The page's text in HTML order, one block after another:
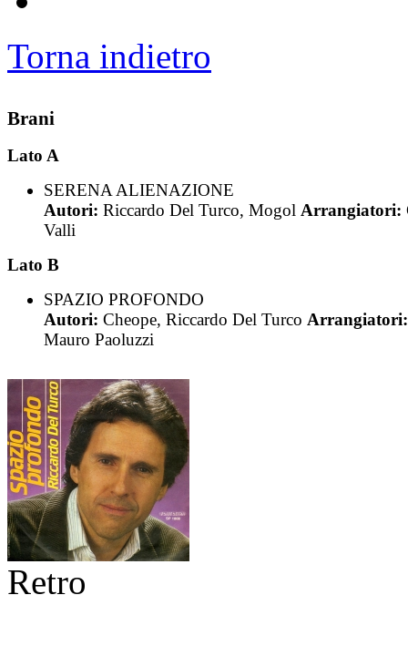
Torna indietro
Brani
Lato A
SERENA ALIENAZIONE
Autori: Riccardo Del Turco, Mogol Arrangiatori:
Valli
Lato B
SPAZIO PROFONDO
Autori: Cheope, Riccardo Del Turco Arrangiatori:
Mauro Paoluzzi
Retro